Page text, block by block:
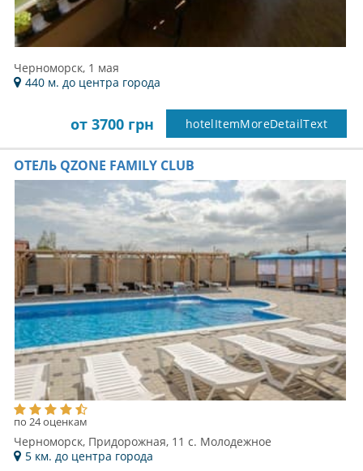
Черноморск, 1 мая
440 м. до центра города
от 3700 грн hotelItemMoreDetailText
ОТЕЛЬ QZONE FAMILY CLUB
по 24 оценкам
Черноморск, Придорожная, 11 c. Молодежное
5 км. до центра города